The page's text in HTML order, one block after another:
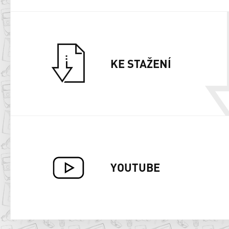
KE STAŽENÍ
YOUTUBE